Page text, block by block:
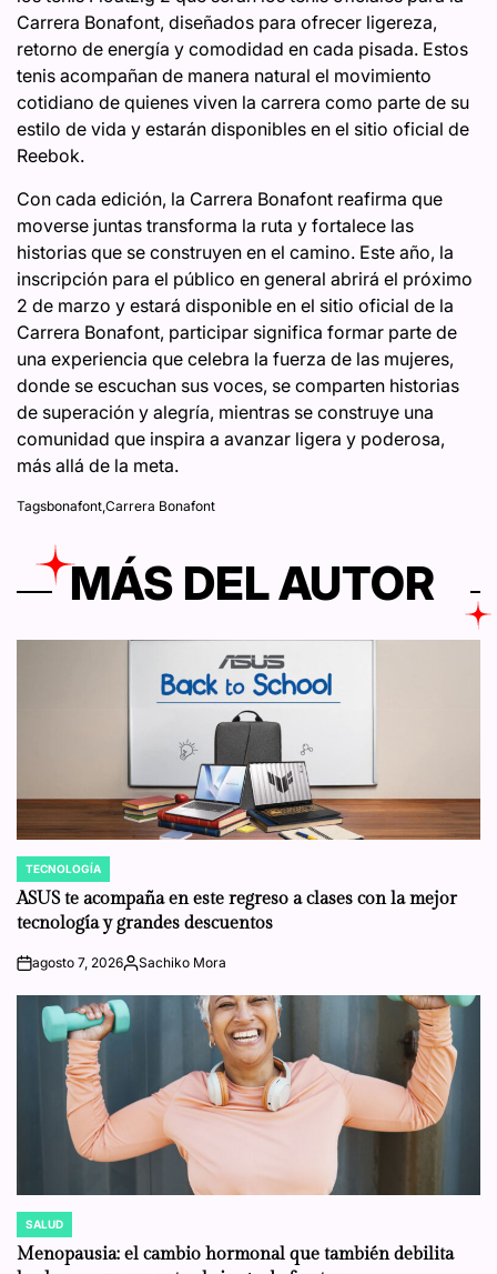
Carrera Bonafont, diseñados para ofrecer ligereza,
retorno de energía y comodidad en cada pisada. Estos
tenis acompañan de manera natural el movimiento
cotidiano de quienes viven la carrera como parte de su
estilo de vida y estarán disponibles en el sitio oficial de
Reebok.
Con cada edición, la Carrera Bonafont reafirma que
moverse juntas transforma la ruta y fortalece las
historias que se construyen en el camino. Este año, la
inscripción para el público en general abrirá el próximo
2 de marzo y estará disponible en el sitio oficial de la
Carrera Bonafont, participar significa formar parte de
una experiencia que celebra la fuerza de las mujeres,
donde se escuchan sus voces, se comparten historias
de superación y alegría, mientras se construye una
comunidad que inspira a avanzar ligera y poderosa,
más allá de la meta.
Tagsbonafont Carrera Bonafont
MÁS DEL AUTOR
POSTED
IN
TECNOLOGÍA
ASUS te acompaña en este regreso a clases con la mejor
tecnología y grandes descuentos
onagosto 7, 2026Posted
Sachiko Mora
POSTED
IN
SALUD
Menopausia: el cambio hormonal que también debilita